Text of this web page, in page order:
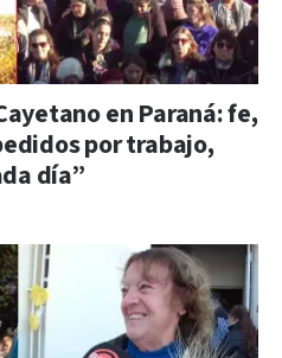
en Paraná: fe,
por trabajo,
día”